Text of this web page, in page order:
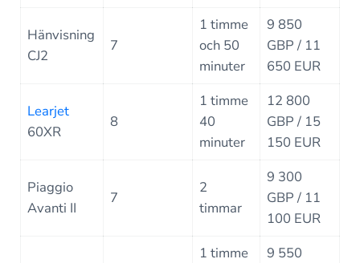
Hänvisning
CJ2
7
1 timme
och 50
minuter
9 850
GBP / 11
650 EUR
Learjet
60XR
8
1 timme
40
minuter
12 800
GBP / 15
150 EUR
Piaggio
Avanti II
7
2
timmar
9 300
GBP / 11
100 EUR
1 timme
9 550